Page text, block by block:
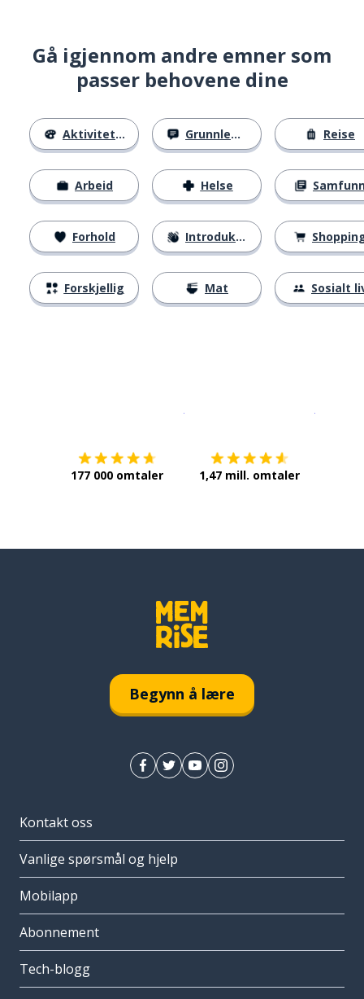
Gå igjennom andre emner som
passer behovene dine
Aktiviteter
Arbeid
Forhold
Forskjellig
Grunnleggende
Helse
Introduksjoner
Mat
Reise
Sosialt
177 000 omtaler 1,47 mill. omtaler
Begynn å lære
Kontakt oss
Vanlige spørsmål og hjelp
Mobilapp
Abonnement
Tech-blogg